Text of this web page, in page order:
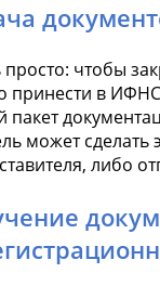
просто: чтобы
принести в
пакет
может сделать
либо